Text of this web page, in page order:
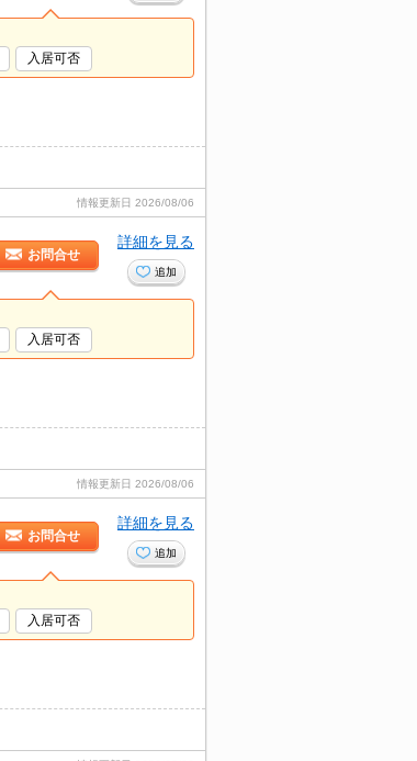
入居可否
情報更新日 2026/08/06
お問合せ
詳細を見る
追加
入居可否
情報更新日 2026/08/06
お問合せ
詳細を見る
追加
入居可否